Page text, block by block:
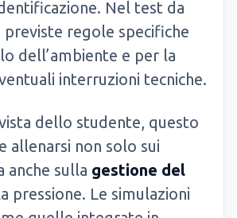
Nel test da
regole specifiche
dell’ambiente e per la
interruzioni tecniche.
dello studente, questo
allenarsi non solo sui
anche sulla gestione del
pressione. Le simulazioni